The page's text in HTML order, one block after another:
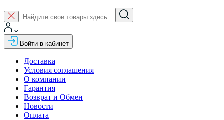
Войти в кабинет
Доставка
Условия соглашения
О компании
Гарантия
Возврат и Обмен
Новости
Оплата